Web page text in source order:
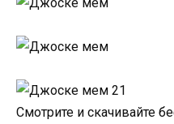
Смотрите и скачивайте